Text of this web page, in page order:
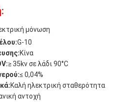
μόνωση
G-10
Κίνα
≥ 35kv σε λάδι 90°C
≤ 0,04%
Καλή ηλεκτρική σταθερότητα
αντοχή